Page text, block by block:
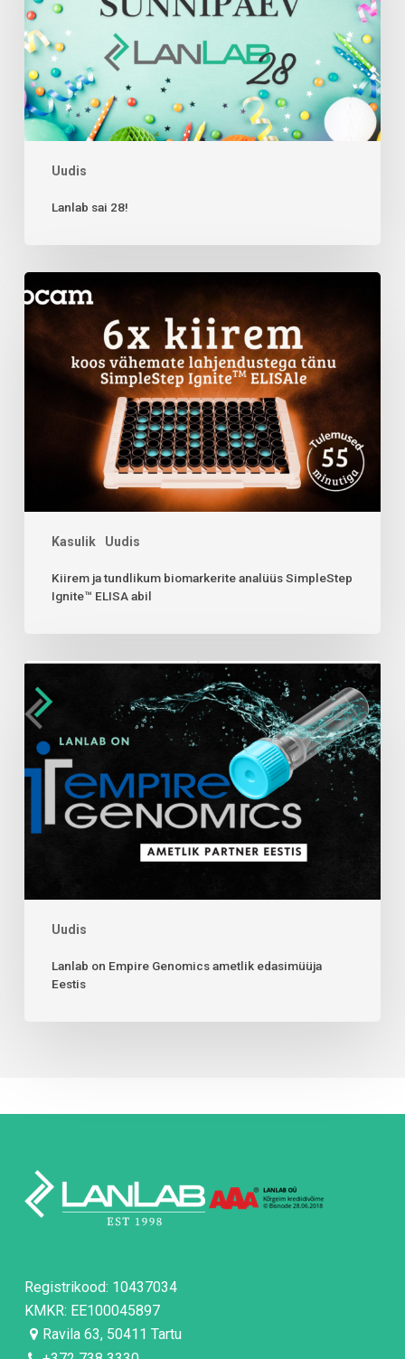
Uudis
Lanlab sai 28!
Kasulik Uudis
Kiirem ja tundlikum biomarkerite analüüs SimpleStep
Ignite™ ELISA abil
Uudis
Lanlab on Empire Genomics ametlik edasimüüja
Eestis
Registrikood: 10437034
KMKR: EE100045897
Ravila 63, 50411 Tartu